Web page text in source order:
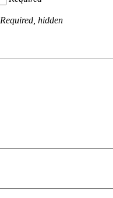
Required, hidden